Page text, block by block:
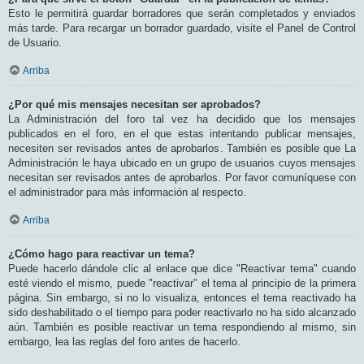
Esto le permitirá guardar borradores que serán completados y enviados
más tarde. Para recargar un borrador guardado, visite el Panel de Control
de Usuario.
Arriba
¿Por qué mis mensajes necesitan ser aprobados?
La Administración del foro tal vez ha decidido que los mensajes
publicados en el foro, en el que estas intentando publicar mensajes,
necesiten ser revisados antes de aprobarlos. También es posible que La
Administración le haya ubicado en un grupo de usuarios cuyos mensajes
necesitan ser revisados antes de aprobarlos. Por favor comuníquese con
el administrador para más información al respecto.
Arriba
¿Cómo hago para reactivar un tema?
Puede hacerlo dándole clic al enlace que dice "Reactivar tema" cuando
esté viendo el mismo, puede "reactivar" el tema al principio de la primera
página. Sin embargo, si no lo visualiza, entonces el tema reactivado ha
sido deshabilitado o el tiempo para poder reactivarlo no ha sido alcanzado
aún. También es posible reactivar un tema respondiendo al mismo, sin
embargo, lea las reglas del foro antes de hacerlo.